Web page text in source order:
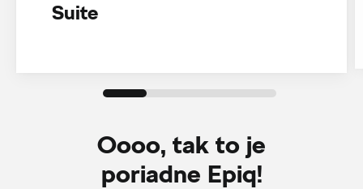
Suite
Oooo, tak to je
poriadne Epiq!